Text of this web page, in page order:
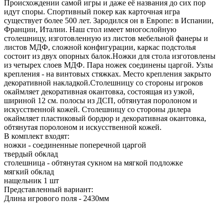
Происхождении самой игры и даже её названия до сих пор
идут споры. Спортивный покер как карточная игра
существует более 500 лет. Зародился он в Европе: в Испании,
Франции, Италии. Наш стол имеет многослойную
столешницу, изготовленную из листов мебельной фанеры и
листов МДФ, сложной конфигурации, каркас подстолья
состоит из двух опорных балок.Ножки для стола изготовлены
из четырех слоев МДФ. Пара ножек соединены царгой. Узлы
крепления - на винтовых стяжках. Место крепления закрыто
декоративной накладкой.Столешницу со стороны игроков
окаймляет декоративная окантовка, состоящая из узкой,
шириной 12 см. полосы из ДСП, обтянутая поролоном и
искусственной кожей. Столешницу со стороны дилера
окаймляет пластиковый бордюр и декоративная окантовка,
обтянутая поролоном и искусственной кожей.
В комплект входят:
ножки - соединенные поперечной царгой
твердый обклад
столешница - обтянутая сукном на мягкой подложке
мягкий обклад
нащельник 1 шт
Представленный вариант:
Длина игрового поля - 2430мм